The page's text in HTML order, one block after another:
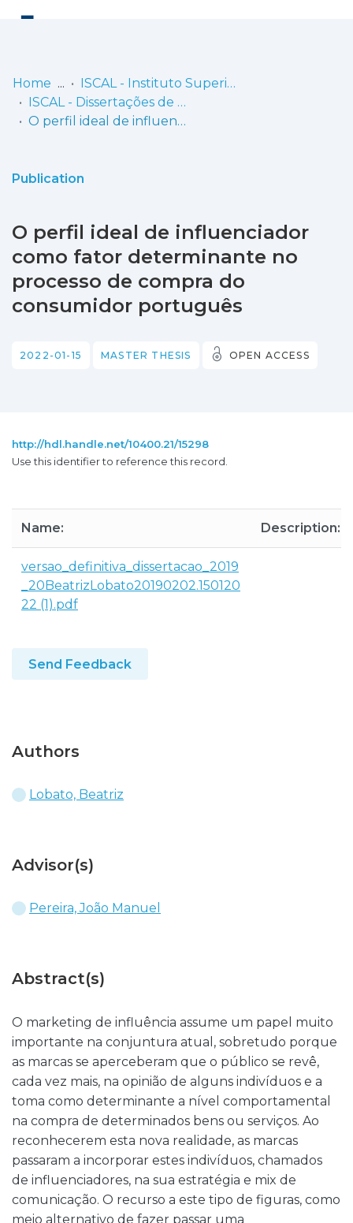
Communities
Statistics
Home
ISCAL - Instituto Superior de Contabilidade e Administração de Lisboa
ISCAL - Dissertações de Mestrado
O perfil ideal de influenciador como fator determinante no processo de compra do consumidor português
Publication
O perfil ideal de influenciador
como fator determinante no
processo de compra do
consumidor português
2022-01-15 MASTER THESIS OPEN ACCESS
http://hdl.handle.net/10400.21/15298
Use this identifier to reference this record.
Name: Description:
versao_definitiva_dissertacao_2019
_20BeatrizLobato20190202.150120
22 (1).pdf
Send Feedback
Authors
Lobato, Beatriz
Advisor(s)
Pereira, João Manuel
Abstract(s)
O marketing de influência assume um papel muito
importante na conjuntura atual, sobretudo porque
as marcas se aperceberam que o público se revê,
cada vez mais, na opinião de alguns indivíduos e a
toma como determinante a nível comportamental
na compra de determinados bens ou serviços. Ao
reconhecerem esta nova realidade, as marcas
passaram a incorporar estes indivíduos, chamados
de influenciadores, na sua estratégia e mix de
comunicação. O recurso a este tipo de figuras, como
meio alternativo de fazer passar uma